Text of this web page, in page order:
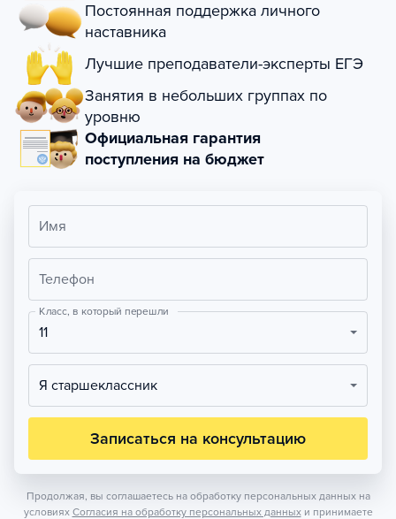
Постоянная поддержка личного
наставника
Лучшие преподаватели-эксперты ЕГЭ
Занятия в небольших группах по
уровню
Официальная гарантия
поступления на бюджет
Имя
Телефон
Класс, в который перешли
11
Я старшеклассник
Записаться на консультацию
Продолжая, вы соглашаетесь на обработку персональных данных на
условиях Согласия на обработку персональных данных и принимаете